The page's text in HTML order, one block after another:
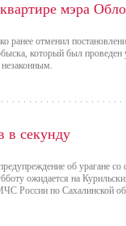
мэра
ранее отменил
который был проведен
в секунду
об урагане со
ожидается на
России по Сахалинской